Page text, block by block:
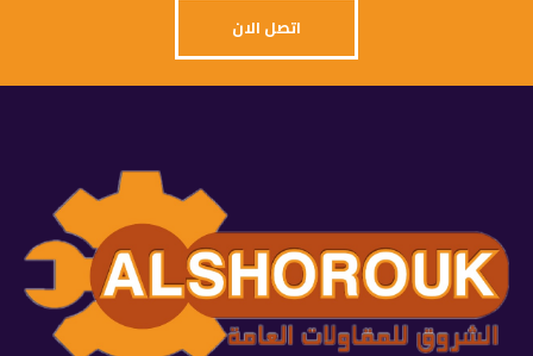
اتصل الان